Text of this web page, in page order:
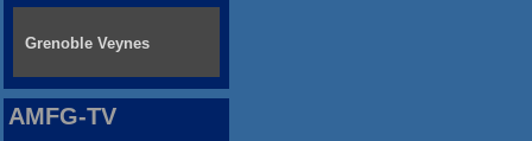
Grenoble Veynes
AMFG-TV